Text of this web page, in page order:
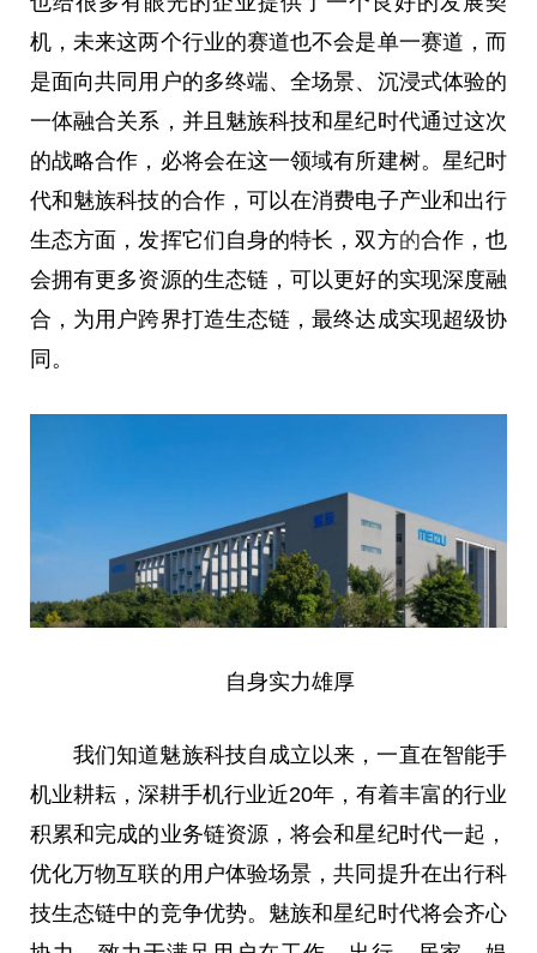
机，未来这两个行业的赛道也不会是单一赛道，而
是面向共同用户的多终端、全场景、沉浸式体验的
一体融合关系，并且魅族科技和星纪时代通过这次
的战略合作，必将会在这一领域有所建树。星纪时
代和魅族科技的合作，可以在消费电子产业和出行
生态方面，发挥它们自身的特长，双方的合作，也
会拥有更多资源的生态链，可以更好的实现深度融
合，为用户跨界打造生态链，最终达成实现超级协
同。
自身实力雄厚
我们知道魅族科技自成立以来，一直在智能手
机业耕耘，深耕手机行业近20年，有着丰富的行业
积累和完成的业务链资源，将会和星纪时代一起，
优化万物互联的用户体验场景，共同提升在出行科
技生态链中的竞争优势。魅族和星纪时代将会齐心